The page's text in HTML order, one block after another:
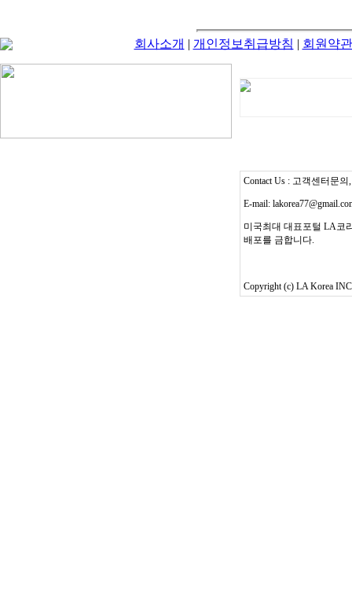
회사소개 | 개인정보취급방침 | 회원약관
Contact Us : 고객센터문의
E-mail:
미국최대 대표포털 LA코
배포를 금합니다.
Copyright (c) LA Korea